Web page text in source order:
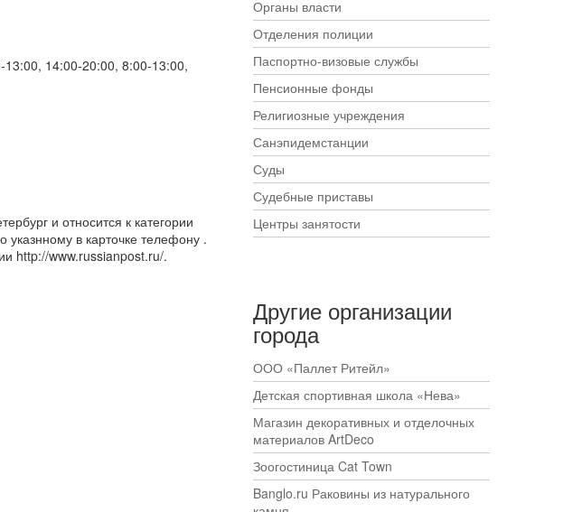
14:00-20:00, 8:00-13:00,
и относится к категории
в карточке телефону .
http://www.russianpost.ru/.
Органы власти
Отделения полиции
Паспортно-визовые службы
Пенсионные фонды
Религиозные учреждения
Санэпидемстанции
Суды
Судебные приставы
Центры занятости
Другие организации
города
ООО «Паллет Ритейл»
Детская спортивная школа «Нева»
Магазин декоративных и отделочных
материалов ArtDeco
Зоогостиница Cat Town
Banglo.ru Раковины из натурального